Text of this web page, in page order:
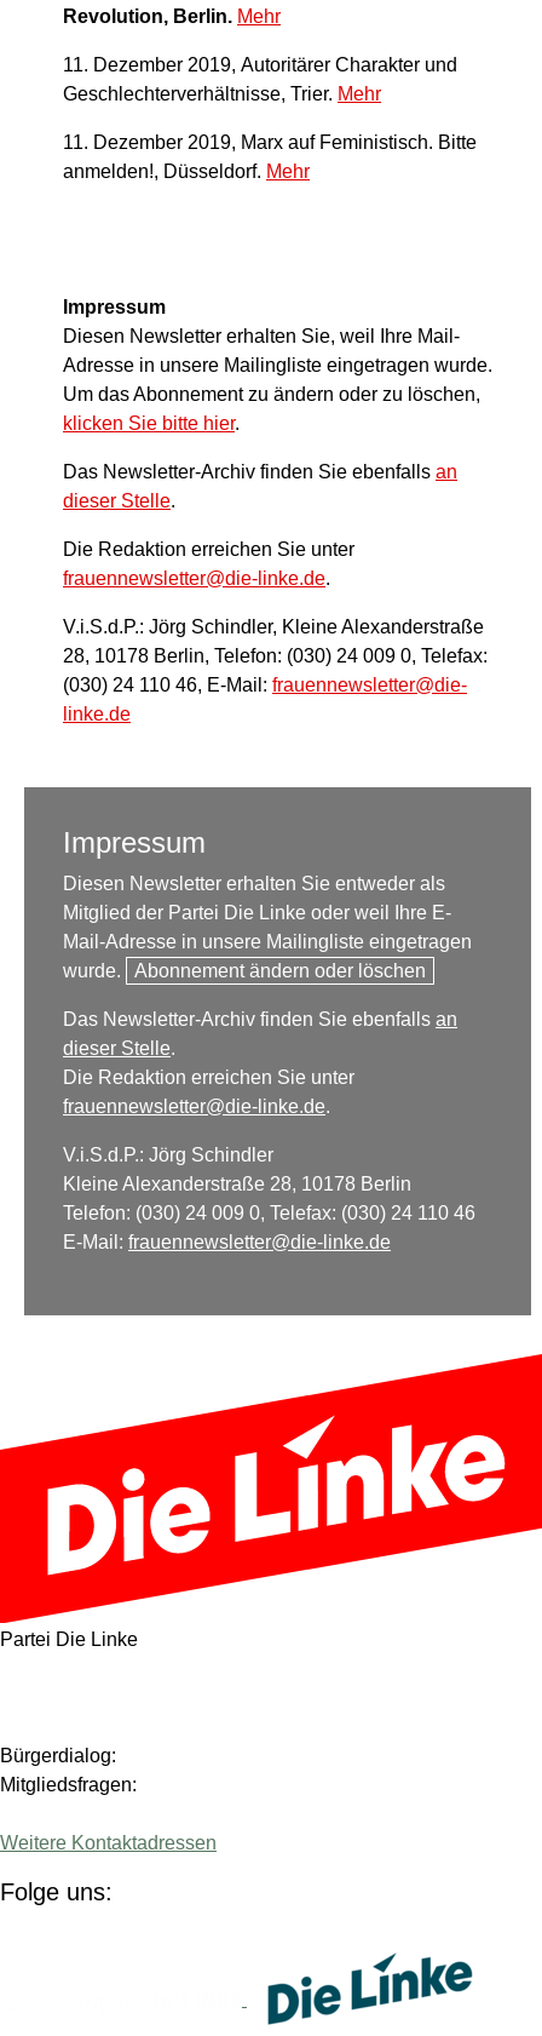
Revolution, Berlin. Mehr
11. Dezember 2019, Autoritärer Charakter und
Geschlechterverhältnisse, Trier. Mehr
11. Dezember 2019, Marx auf Feministisch. Bitte
anmelden!, Düsseldorf. Mehr
Impressum
Diesen Newsletter erhalten Sie, weil Ihre Mail-
Adresse in unsere Mailingliste eingetragen wurde.
Um das Abonnement zu ändern oder zu löschen,
klicken Sie bitte hier.
Das Newsletter-Archiv finden Sie ebenfalls an
dieser Stelle.
Die Redaktion erreichen Sie unter
frauennewsletter@die-linke.de.
V.i.S.d.P.: Jörg Schindler, Kleine Alexanderstraße
28, 10178 Berlin, Telefon: (030) 24 009 0, Telefax:
(030) 24 110 46, E-Mail: frauennewsletter@die-
linke.de
Impressum
Diesen Newsletter erhalten Sie entweder als
Mitglied der Partei Die Linke oder weil Ihre E-
Mail-Adresse in unsere Mailingliste eingetragen
wurde.
Abonnement ändern oder löschen
Das Newsletter-Archiv finden Sie ebenfalls an
dieser Stelle.
Die Redaktion erreichen Sie unter
frauennewsletter@die-linke.de.
V.i.S.d.P.: Jörg Schindler
Kleine Alexanderstraße 28, 10178 Berlin
Telefon: (030) 24 009 0, Telefax: (030) 24 110 46
E-Mail: frauennewsletter@die-linke.de
Partei Die Linke
Bürgerdialog:
Mitgliedsfragen:
Weitere Kontaktadressen
Folge uns: